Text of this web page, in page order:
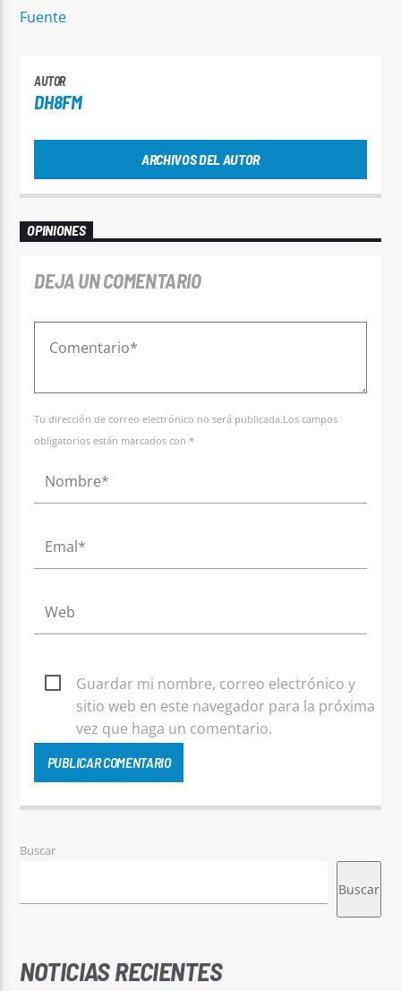
Fuente
AUTOR
DH8FM
ARCHIVOS DEL AUTOR
OPINIONES
DEJA UN COMENTARIO
Tu dirección de correo electrónico no será publicada.Los campos
obligatorios están marcados con *
Guardar mi nombre, correo electrónico y
sitio web en este navegador para la próxima
vez que haga un comentario.
Buscar
Buscar
NOTICIAS RECIENTES